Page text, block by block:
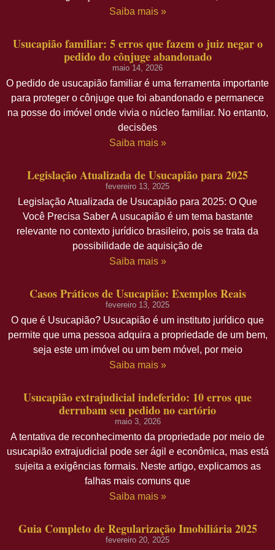
Saiba mais »
Usucapião familiar: 5 erros que fazem o juiz negar o
pedido do cônjuge abandonado
maio 14, 2026
O pedido de usucapião familiar é uma ferramenta importante
para proteger o cônjuge que foi abandonado e permanece
na posse do imóvel onde vivia o núcleo familiar. No entanto,
decisões
Saiba mais »
Legislação Atualizada de Usucapião para 2025
fevereiro 13, 2025
Legislação Atualizada de Usucapião para 2025: O Que
Você Precisa Saber A usucapião é um tema bastante
relevante no contexto jurídico brasileiro, pois se trata da
possibilidade de aquisição de
Saiba mais »
Casos Práticos de Usucapião: Exemplos Reais
fevereiro 13, 2025
O que é Usucapião? Usucapião é um instituto jurídico que
permite que uma pessoa adquira a propriedade de um bem,
seja este um imóvel ou um bem móvel, por meio
Saiba mais »
Usucapião extrajudicial indeferido: 10 erros que
derrubam seu pedido no cartório
maio 3, 2026
A tentativa de reconhecimento da propriedade por meio de
usucapião extrajudicial pode ser ágil e econômica, mas está
sujeita a exigências formais. Neste artigo, explicamos as
falhas mais comuns que
Saiba mais »
Guia Completo de Regularização Imobiliária 2025
fevereiro 20, 2025